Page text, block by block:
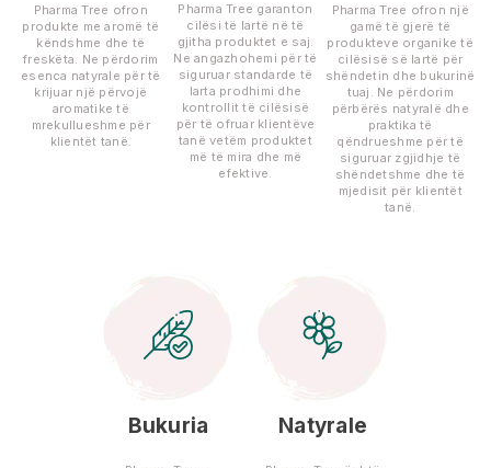
Pharma Tree ofron
produkte me aromë të
këndshme dhe të
freskëta. Ne përdorim
esenca natyrale për të
krijuar një përvojë
aromatike të
mrekullueshme për
klientët tanë.
Pharma Tree garanton
cilësi të lartë në të
gjitha produktet e saj.
Ne angazhohemi për të
siguruar standarde të
larta prodhimi dhe
kontrollit të cilësisë
për të ofruar klientëve
tanë vetëm produktet
më të mira dhe më
efektive.
Pharma Tree ofron një
gamë të gjerë të
produkteve organike të
cilësisë së lartë për
shëndetin dhe bukurinë
tuaj. Ne përdorim
përbërës natyralë dhe
praktika të
qëndrueshme për të
siguruar zgjidhje të
shëndetshme dhe të
mjedisit për klientët
tanë.
Bukuria Natyrale